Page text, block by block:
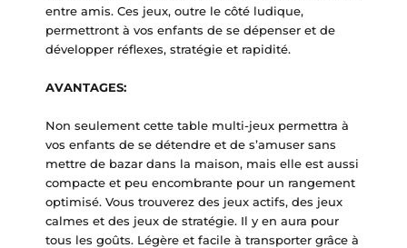
entre amis. Ces jeux, outre le côté ludique,
permettront à vos enfants de se dépenser et de
développer réflexes, stratégie et rapidité.
AVANTAGES:
Non seulement cette table multi-jeux permettra à
vos enfants de se détendre et de s’amuser sans
mettre de bazar dans la maison, mais elle est aussi
compacte et peu encombrante pour un rangement
optimisé. Vous trouverez des jeux actifs, des jeux
calmes et des jeux de stratégie. Il y en aura pour
tous les goûts. Légère et facile à transporter grâce à